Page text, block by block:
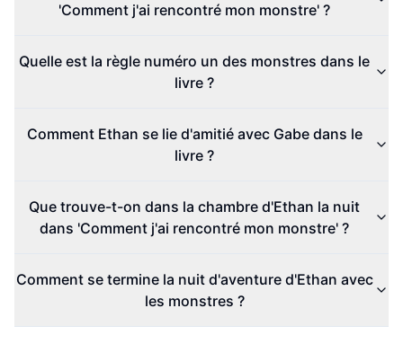
'Comment j'ai rencontré mon monstre' ?
Quelle est la règle numéro un des monstres dans le
livre ?
Comment Ethan se lie d'amitié avec Gabe dans le
livre ?
Que trouve-t-on dans la chambre d'Ethan la nuit
dans 'Comment j'ai rencontré mon monstre' ?
Comment se termine la nuit d'aventure d'Ethan avec
les monstres ?